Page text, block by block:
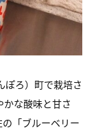
ぽろ）町で栽培さ
な酸味と甘さ
「ブルーベリー